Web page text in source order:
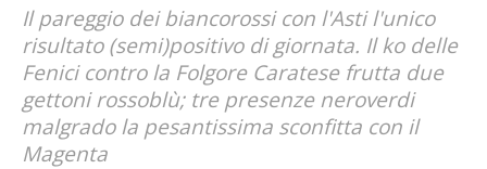
Il pareggio dei biancorossi con l'Asti l'unico
risultato (semi)positivo di giornata. Il ko delle
Fenici contro la Folgore Caratese frutta due
gettoni rossoblù; tre presenze neroverdi
malgrado la pesantissima sconfitta con il
Magenta